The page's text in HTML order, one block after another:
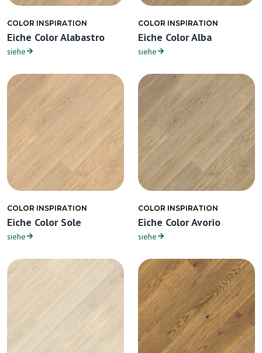
COLOR INSPIRATION
Eiche Color Alabastro
siehe
COLOR INSPIRATION
Eiche Color Alba
siehe
COLOR INSPIRATION
Eiche Color Sole
siehe
COLOR INSPIRATION
Eiche Color Avorio
siehe